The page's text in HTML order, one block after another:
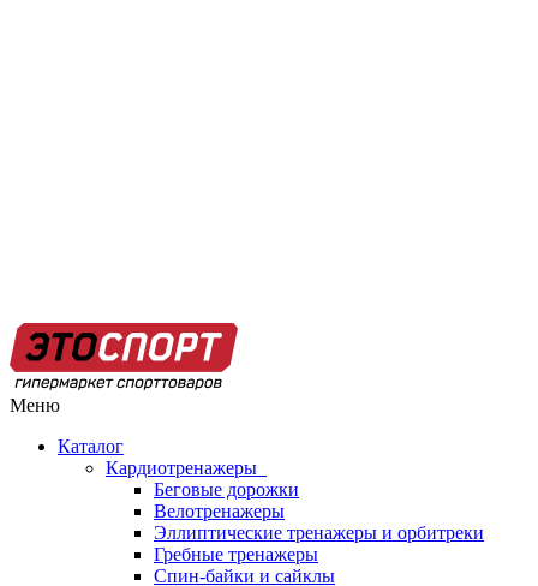
Меню
Каталог
Кардиотренажеры
Беговые дорожки
Велотренажеры
Эллиптические тренажеры и орбитреки
Гребные тренажеры
Спин-байки и сайклы